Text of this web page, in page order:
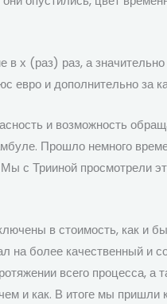
х (раз) раз, а
евро и дополнительно за
и возможность
Прошло немного
с Трииной просмотрели
в стоимость, как и
более качественный и
всего процесса, а
и как. В итоге мы